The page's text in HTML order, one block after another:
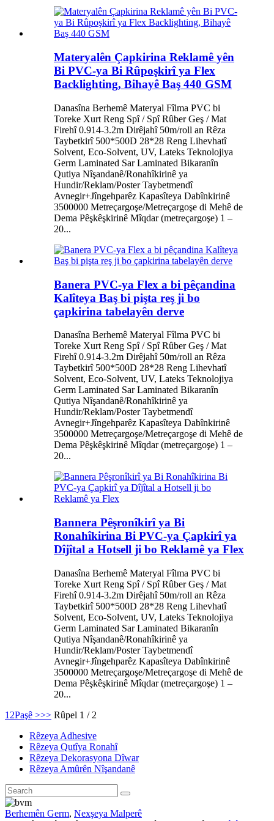
Materyalên Çapkirina Reklamê yên
Bi PVC-ya Bi Rûpoşkirî ya Flex
Backlighting, Bihayê Baş 440 GSM
Danasîna Berhemê Materyal Fîlma PVC bi
Toreke Xurt Reng Spî / Spî Rûber Geş / Mat
Firehî 0.914-3.2m Dirêjahî 50m/roll an Rêza
Taybetkirî 500*500D 28*28 Reng Lihevhatî
Solvent, Eco-Solvent, UV, Lateks Teknolojiya
Germ Laminated Sar Laminated Bikaranîn
Qutiya Nîşandanê/Ronahîkirinê ya
Hundir/Reklam/Poster Taybetmendî
Avnegir+Jîngehparêz Kapasîteya Dabînkirinê
3500000 Metreçargoşe/Metreçargoşe di Mehê de
Dema Pêşkêşkirinê Mîqdar (metreçargoşe) 1 –
20...
Banera PVC-ya Flex a bi pêçandina
Kalîteya Baş bi pişta reş ji bo
çapkirina tabelayên derve
Danasîna Berhemê Materyal Fîlma PVC bi
Toreke Xurt Reng Spî / Spî Rûber Geş / Mat
Firehî 0.914-3.2m Dirêjahî 50m/roll an Rêza
Taybetkirî 500*500D 28*28 Reng Lihevhatî
Solvent, Eco-Solvent, UV, Lateks Teknolojiya
Germ Laminated Sar Laminated Bikaranîn
Qutiya Nîşandanê/Ronahîkirinê ya
Hundir/Reklam/Poster Taybetmendî
Avnegir+Jîngehparêz Kapasîteya Dabînkirinê
3500000 Metreçargoşe/Metreçargoşe di Mehê de
Dema Pêşkêşkirinê Mîqdar (metreçargoşe) 1 –
20...
Bannera Pêşronîkirî ya Bi
Ronahîkirina Bi PVC-ya Çapkirî ya
Dîjîtal a Hotsell ji bo Reklamê ya Flex
Danasîna Berhemê Materyal Fîlma PVC bi
Toreke Xurt Reng Spî / Spî Rûber Geş / Mat
Firehî 0.914-3.2m Dirêjahî 50m/roll an Rêza
Taybetkirî 500*500D 28*28 Reng Lihevhatî
Solvent, Eco-Solvent, UV, Lateks Teknolojiya
Germ Laminated Sar Laminated Bikaranîn
Qutiya Nîşandanê/Ronahîkirinê ya
Hundir/Reklam/Poster Taybetmendî
Avnegir+Jîngehparêz Kapasîteya Dabînkirinê
3500000 Metreçargoşe/Metreçargoşe di Mehê de
Dema Pêşkêşkirinê Mîqdar (metreçargoşe) 1 –
20...
1 2Paşê >>> Rûpel 1 / 2
Rêzeya Adhesive
Rêzeya Qutîya Ronahî
Rêzeya Dekorasyona Dîwar
Rêzeya Amûrên Nîşandanê
Berhemên Germ, Nexşeya Malperê